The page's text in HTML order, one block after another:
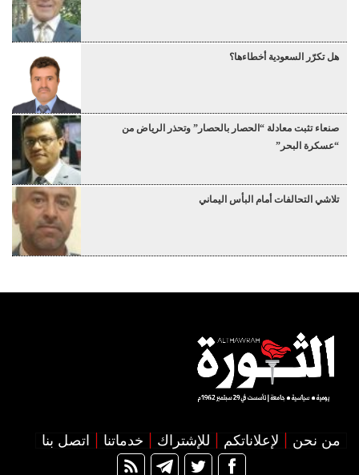
هل تكرّر السعودية أخطاءها؟
صنعاء تثبت معادلة “الحصار بالحصار” وتحذر الرياض من
“عسكرة البحر”
تلاشي التحالفات أمام البأس اليماني
من نحن لإعلاناتكم للإشتراك خدماتنا اتصل بنا